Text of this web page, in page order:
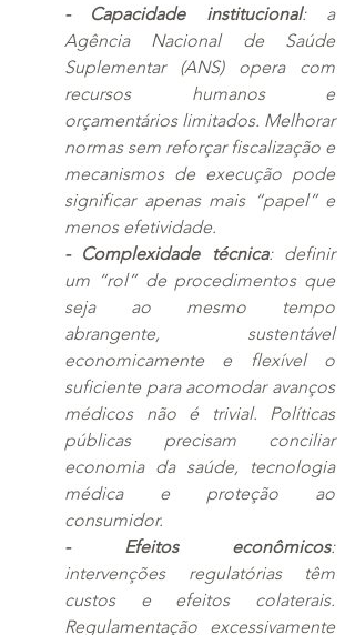
- Capacidade institucional: a
Agência Nacional de Saúde
Suplementar (ANS) opera com
recursos humanos e
orçamentários limitados. Melhorar
normas sem reforçar fiscalização e
mecanismos de execução pode
significar apenas mais “papel” e
menos efetividade.
- Complexidade técnica: definir
um “rol” de procedimentos que
seja ao mesmo tempo
abrangente, sustentável
economicamente e flexível o
suficiente para acomodar avanços
médicos não é trivial. Políticas
públicas precisam conciliar
economia da saúde, tecnologia
médica e proteção ao
consumidor.
- Efeitos econômicos:
intervenções regulatórias têm
custos e efeitos colaterais.
Regulamentação excessivamente